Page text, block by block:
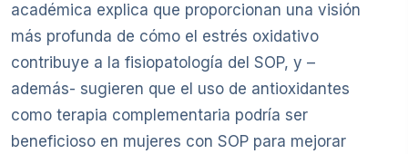
académica explica que proporcionan una visión
más profunda de cómo el estrés oxidativo
contribuye a la fisiopatología del SOP, y –
además- sugieren que el uso de antioxidantes
como terapia complementaria podría ser
beneficioso en mujeres con SOP para mejorar